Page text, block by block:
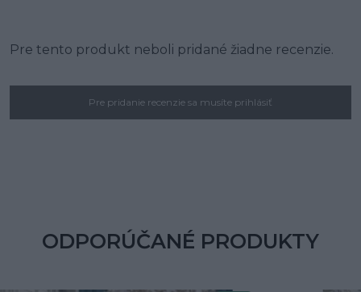
Pre tento produkt neboli pridané žiadne recenzie.
Pre pridanie recenzie sa musíte prihlásiť
ODPORÚČANÉ PRODUKTY